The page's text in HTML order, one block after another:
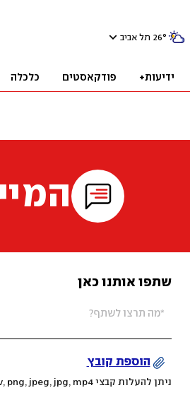
26° תל אביב
ידיעות+ פודקאסטים כלכלה
שתפו אותנו כאן
הוספת קובץ
ניתן להעלות קבצי mov, png, jpeg, jpg, mp4 עד 200MB